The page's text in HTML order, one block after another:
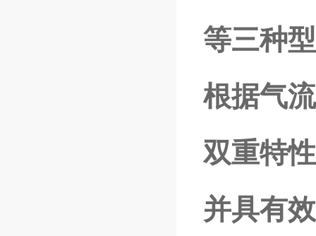
等三种
根据气
双重特
并具有